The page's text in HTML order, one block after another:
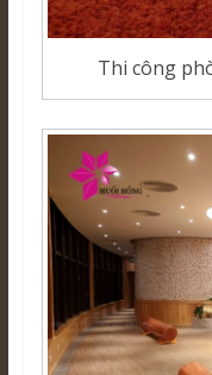
Thi công